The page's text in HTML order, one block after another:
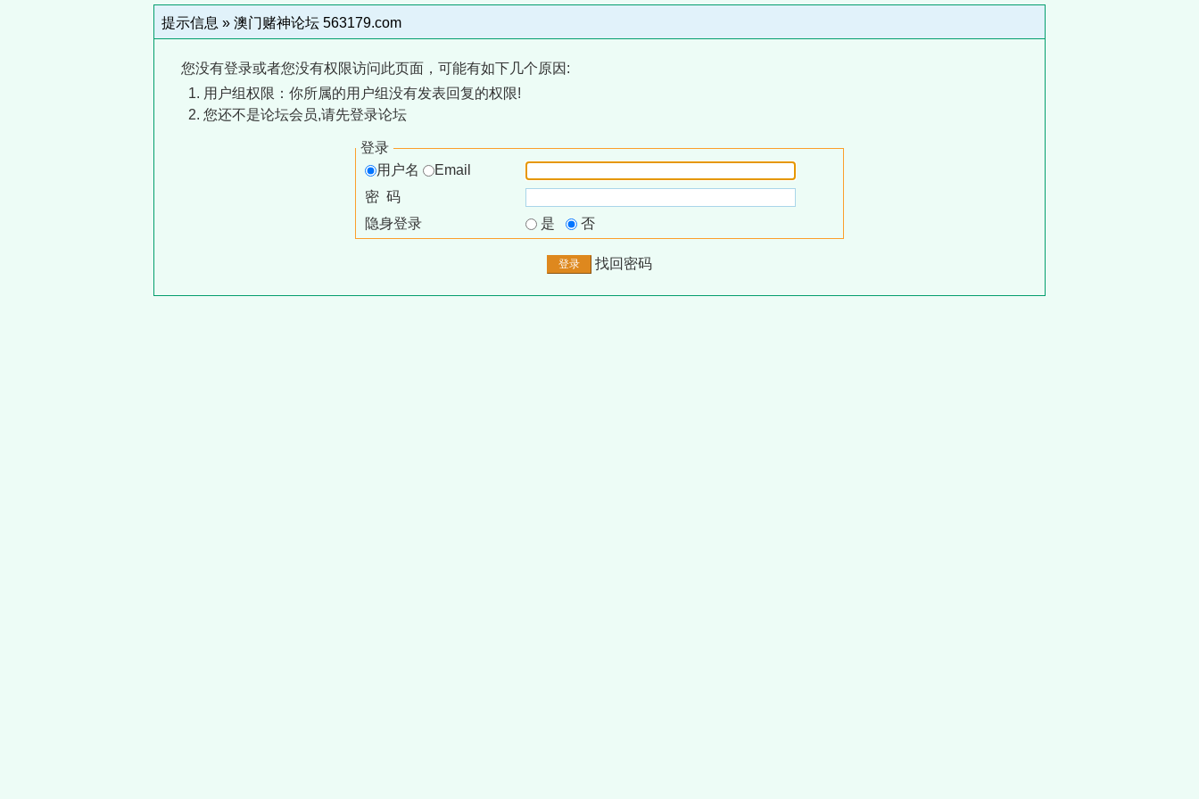
提示信息 » 澳门赌神论坛 563179.com
您没有登录或者您没有权限访问此页面，可能有如下几个原因:
用户组权限：你所属的用户组没有发表回复的权限!
您还不是论坛会员,请先登录论坛
登录
用户名
Email
密 码
隐身登录
是 否
找回密码